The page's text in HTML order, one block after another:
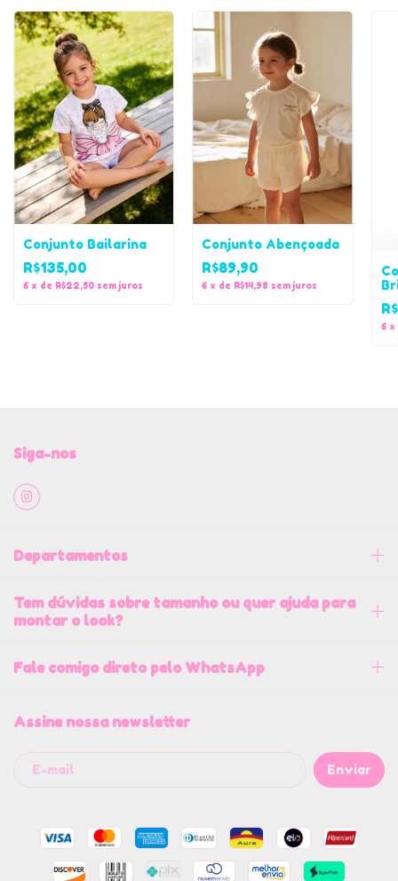
Conjunto Bailarina
R$135,00
6 x de R$22,50 sem juros
Conjunto Abençoada
R$89,90
6 x de R$14,98 sem juros
6 x
Siga-nos
Departamentos
Tem dúvidas sobre tamanho ou quer ajuda para
montar o look?
Fale comigo direto pelo WhatsApp
Assine nossa newsletter